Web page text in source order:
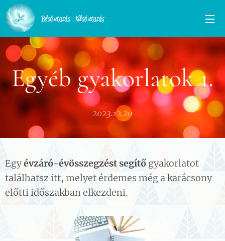
Belső utazás | Külső utazás
Egyéb gyakorlatok 1.
2023.12.20
Egyévzáró-évösszegzést segítő gyakorlatot
találhatsz itt, melyet érdemes még a karácsony
előtti időszakban elkezdeni.